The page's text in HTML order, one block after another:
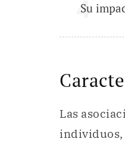
Su
Las
individuos,